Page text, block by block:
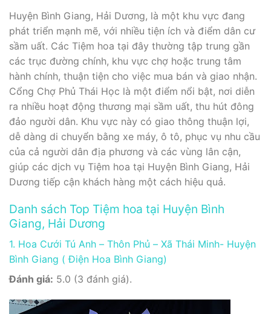
Huyện Bình Giang, Hải Dương, là một khu vực đang
phát triển mạnh mẽ, với nhiều tiện ích và điểm dân cư
sầm uất. Các Tiệm hoa tại đây thường tập trung gần
các trục đường chính, khu vực chợ hoặc trung tâm
hành chính, thuận tiện cho việc mua bán và giao nhận.
Cổng Chợ Phủ Thái Học là một điểm nổi bật, nơi diễn
ra nhiều hoạt động thương mại sầm uất, thu hút đông
đảo người dân. Khu vực này có giao thông thuận lợi,
dễ dàng di chuyển bằng xe máy, ô tô, phục vụ nhu cầu
của cả người dân địa phương và các vùng lân cận,
giúp các dịch vụ Tiệm hoa tại Huyện Bình Giang, Hải
Dương tiếp cận khách hàng một cách hiệu quả.
Danh sách Top Tiệm hoa tại Huyện Bình
Giang, Hải Dương
1. Hoa Cưới Tú Anh – Thôn Phủ – Xã Thái Minh- Huyện
Bình Giang ( Điện Hoa Bình Giang)
Đánh giá: 5.0 (3 đánh giá).